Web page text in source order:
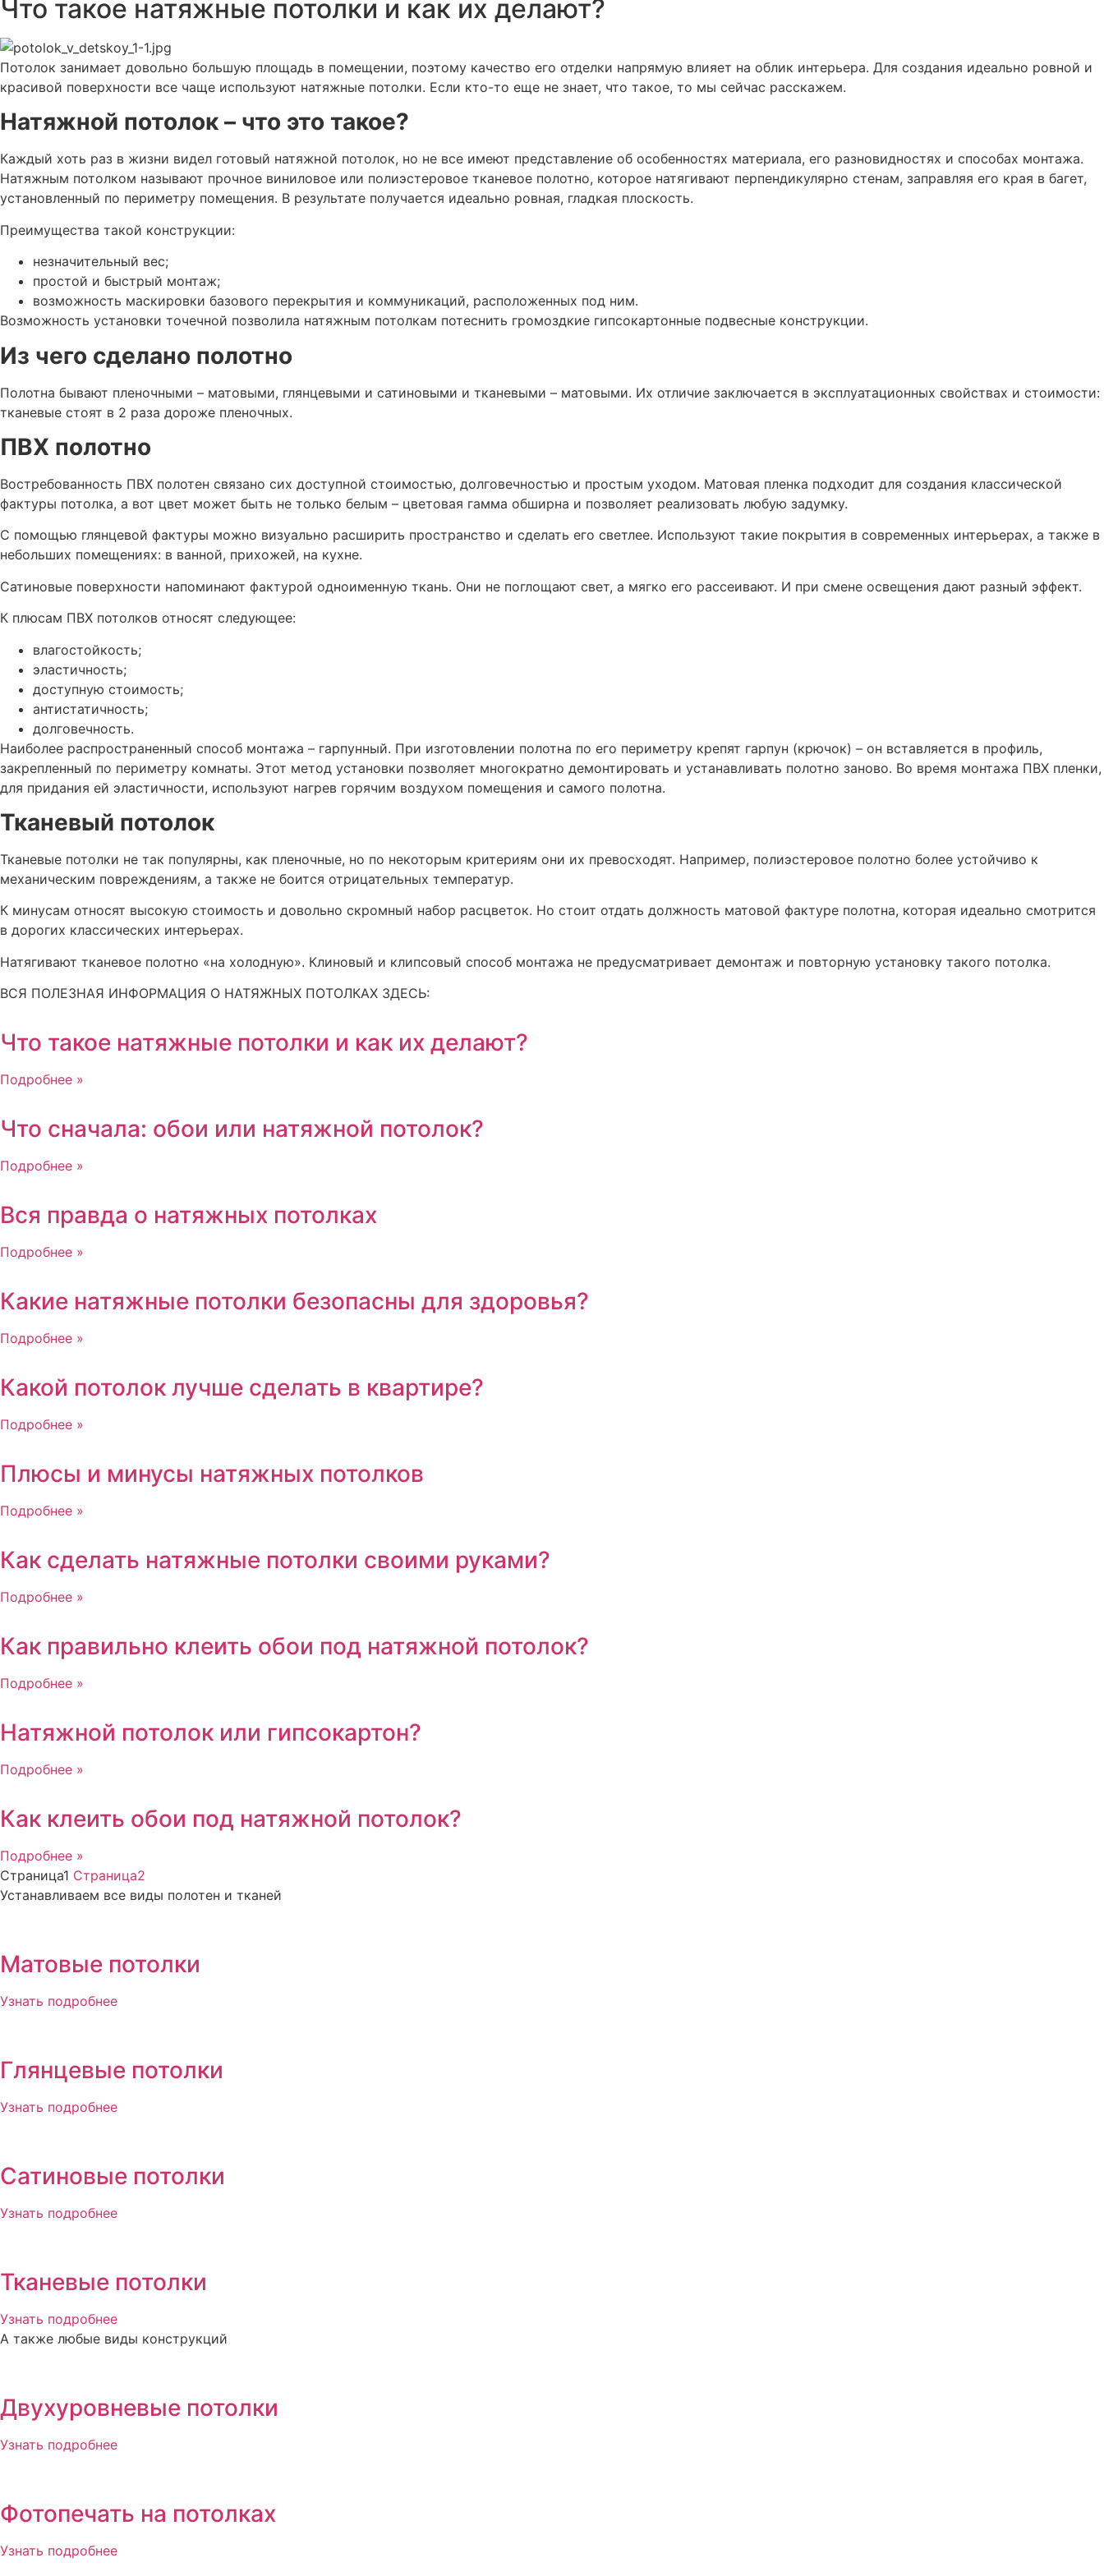
Что такое натяжные потолки и как их делают?
Потолок занимает довольно большую площадь в помещении, поэтому качество его отделки напрямую влияет на облик интерьера. Для создания идеально ровной и
красивой поверхности все чаще используют натяжные потолки. Если кто-то еще не знает, что такое, то мы сейчас расскажем.
Натяжной потолок – что это такое?
Каждый хоть раз в жизни видел готовый натяжной потолок, но не все имеют представление об особенностях материала, его разновидностях и способах монтажа.
Натяжным потолком называют прочное виниловое или полиэстеровое тканевое полотно, которое натягивают перпендикулярно стенам, заправляя его края в багет,
установленный по периметру помещения. В результате получается идеально ровная, гладкая плоскость.
Преимущества такой конструкции:
незначительный вес;
простой и быстрый монтаж;
возможность маскировки базового перекрытия и коммуникаций, расположенных под ним.
Возможность установки точечной позволила натяжным потолкам потеснить громоздкие гипсокартонные подвесные конструкции.
Из чего сделано полотно
Полотна бывают пленочными – матовыми, глянцевыми и сатиновыми и тканевыми – матовыми. Их отличие заключается в эксплуатационных свойствах и стоимости:
тканевые стоят в 2 раза дороже пленочных.
ПВХ полотно
Востребованность ПВХ полотен связано сих доступной стоимостью, долговечностью и простым уходом. Матовая пленка подходит для создания классической
фактуры потолка, а вот цвет может быть не только белым – цветовая гамма обширна и позволяет реализовать любую задумку.
С помощью глянцевой фактуры можно визуально расширить пространство и сделать его светлее. Используют такие покрытия в современных интерьерах, а также в
небольших помещениях: в ванной, прихожей, на кухне.
Сатиновые поверхности напоминают фактурой одноименную ткань. Они не поглощают свет, а мягко его рассеивают. И при смене освещения дают разный эффект.
К плюсам ПВХ потолков относят следующее:
влагостойкость;
эластичность;
доступную стоимость;
антистатичность;
долговечность.
Наиболее распространенный способ монтажа – гарпунный. При изготовлении полотна по его периметру крепят гарпун (крючок) – он вставляется в профиль,
закрепленный по периметру комнаты. Этот метод установки позволяет многократно демонтировать и устанавливать полотно заново. Во время монтажа ПВХ пленки,
для придания ей эластичности, используют нагрев горячим воздухом помещения и самого полотна.
Тканевый потолок
Тканевые потолки не так популярны, как пленочные, но по некоторым критериям они их превосходят. Например, полиэстеровое полотно более устойчиво к
механическим повреждениям, а также не боится отрицательных температур.
К минусам относят высокую стоимость и довольно скромный набор расцветок. Но стоит отдать должность матовой фактуре полотна, которая идеально смотрится
в дорогих классических интерьерах.
Натягивают тканевое полотно «на холодную». Клиновый и клипсовый способ монтажа не предусматривает демонтаж и повторную установку такого потолка.
ВСЯ ПОЛЕЗНАЯ ИНФОРМАЦИЯ О НАТЯЖНЫХ ПОТОЛКАХ ЗДЕСЬ:
Что такое натяжные потолки и как их делают?
Подробнее »
Что сначала: обои или натяжной потолок?
Подробнее »
Вся правда о натяжных потолках
Подробнее »
Какие натяжные потолки безопасны для здоровья?
Подробнее »
Какой потолок лучше сделать в квартире?
Подробнее »
Плюсы и минусы натяжных потолков
Подробнее »
Как сделать натяжные потолки своими руками?
Подробнее »
Как правильно клеить обои под натяжной потолок?
Подробнее »
Натяжной потолок или гипсокартон?
Подробнее »
Как клеить обои под натяжной потолок?
Подробнее »
Страница1 Страница2
Устанавливаем все виды полотен и тканей
Матовые потолки
Узнать подробнее
Глянцевые потолки
Узнать подробнее
Сатиновые потолки
Узнать подробнее
Тканевые потолки
Узнать подробнее
А также любые виды конструкций
Двухуровневые потолки
Узнать подробнее
Фотопечать на потолках
Узнать подробнее